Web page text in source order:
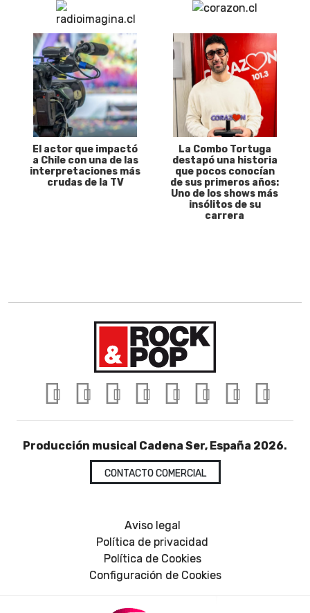
El actor que impactó
a Chile con una de las
interpretaciones más
crudas de la TV
La Combo Tortuga
destapó una historia
que pocos conocían
de sus primeros años:
Uno de los shows más
insólitos de su
carrera
Producción musical Cadena Ser, España 2026.
CONTACTO COMERCIAL
Aviso legal
Política de privacidad
Política de Cookies
Configuración de Cookies